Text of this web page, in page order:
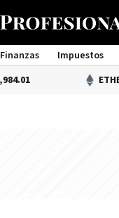
Finanzas Impuestos
Management
ETHEREUM